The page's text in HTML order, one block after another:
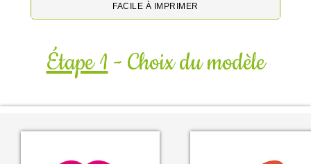
FACILE À IMPRIMER
Étape 1- Choix du modèle